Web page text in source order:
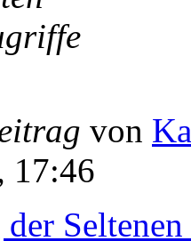
von
17:46
der